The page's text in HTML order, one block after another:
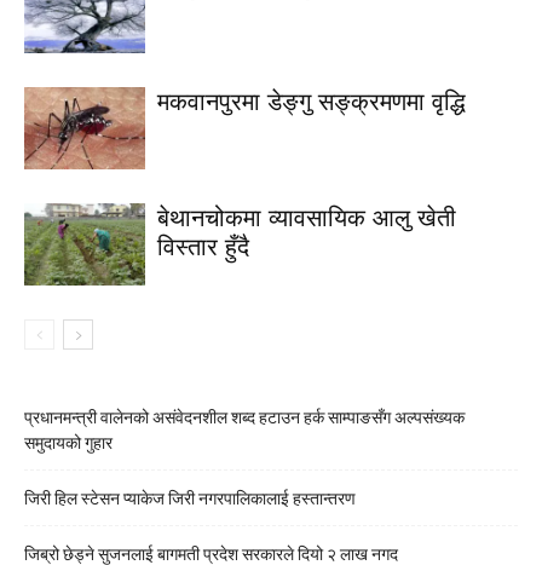
मकवानपुरमा डेङ्गु सङ्क्रमणमा वृद्धि
बेथानचोकमा व्यावसायिक आलु खेती
विस्तार हुँदै
प्रधानमन्त्री वालेनको असंवेदनशील शब्द हटाउन हर्क साम्पाङसँग अल्पसंख्यक
समुदायको गुहार
जिरी हिल स्टेसन प्याकेज जिरी नगरपालिकालाई हस्तान्तरण
जिब्रो छेड्ने सुजनलाई बागमती प्रदेश सरकारले दियो २ लाख नगद